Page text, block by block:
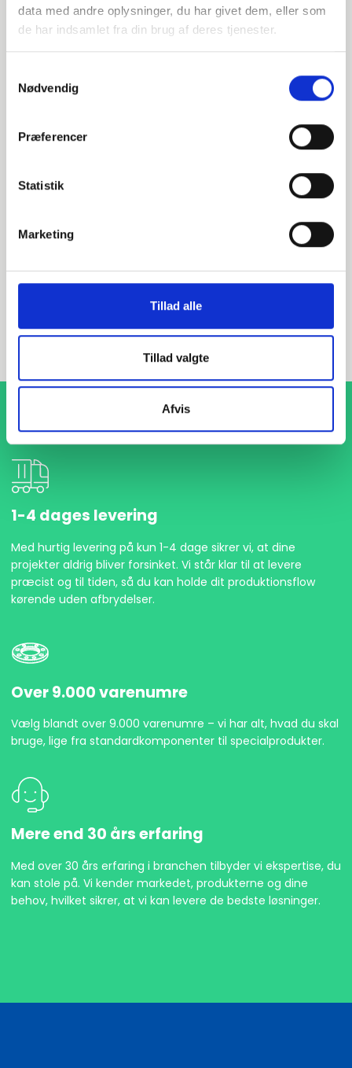
data med andre oplysninger, du har givet dem, eller som
de har indsamlet fra din brug af deres tjenester.
Nødvendig
Præferencer
Statistik
Marketing
Tillad alle
Tillad valgte
Afvis
INDURA DK
+45 97 13 32 44
salg@indura.com
P250GH 1.0460
Skaffevare
1-4 dages levering
Med hurtig levering på kun 1-4 dage sikrer vi, at dine
projekter aldrig bliver forsinket. Vi står klar til at levere
præcist og til tiden, så du kan holde dit produktionsflow
kørende uden afbrydelser.
Over 9.000 varenumre
Vælg blandt over 9.000 varenumre – vi har alt, hvad du skal
bruge, lige fra standardkomponenter til specialprodukter.
Mere end 30 års erfaring
Med over 30 års erfaring i branchen tilbyder vi ekspertise, du
kan stole på. Vi kender markedet, produkterne og dine
behov, hvilket sikrer, at vi kan levere de bedste løsninger.